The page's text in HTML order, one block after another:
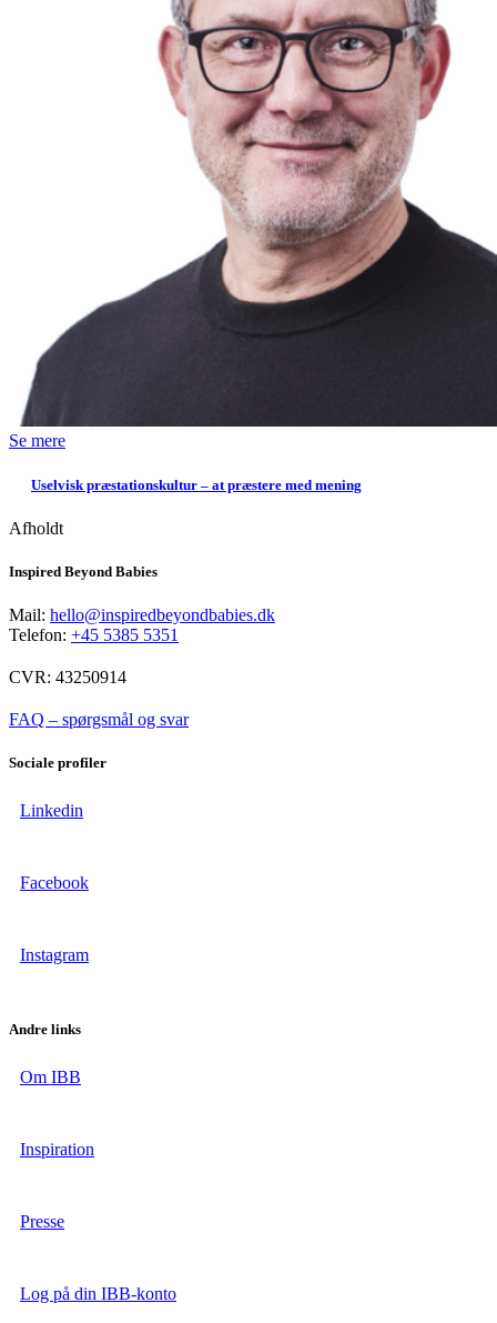
Se mere
Uselvisk præstationskultur – at præstere med mening
Afholdt
Inspired Beyond Babies
Mail: hello@inspiredbeyondbabies.dk
Telefon: +45 5385 5351
CVR: 43250914
FAQ – spørgsmål og svar
Sociale profiler
Linkedin
Facebook
Instagram
Andre links
Om IBB
Inspiration
Presse
Log på din IBB-konto